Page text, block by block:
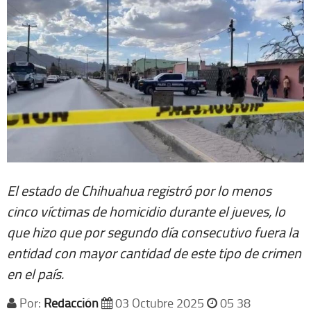
Extra +
El estado de Chihuahua registró por lo menos
cinco víctimas de homicidio durante el jueves, lo
que hizo que por segundo día consecutivo fuera la
entidad con mayor cantidad de este tipo de crimen
en el país.
Por: Redacción 03 Octubre 2025 05 38